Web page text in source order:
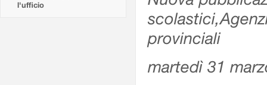
l'ufficio
provinciali
martedì 31